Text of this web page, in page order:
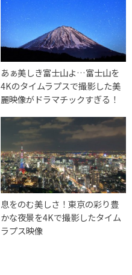
あぁ美しき富士山よ…富士山を
4Kのタイムラプスで撮影した美
麗映像がドラマチックすぎる！
息をのむ美しさ！東京の彩り豊
かな夜景を4Kで撮影したタイム
ラプス映像